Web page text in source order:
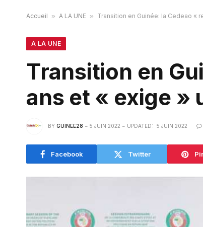
Accueil » A LA UNE » Transition en Guinée: la Cedeao «
A LA UNE
Transition en
ans et « exige »
BY GUINEE28 5 JUIN 2022 UPDATED: 5 JUIN 2022
Facebook Twitter